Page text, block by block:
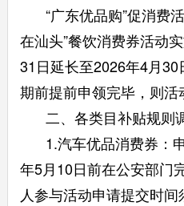
“广东优品购”促消费
在汕头”餐饮消费券活动
31日延长至2026年4月
期前提前申领完毕，则活
二、各类目补贴规则
1.汽车优品消费券：
年5月10日前在公安部门
人参与活动申请提交时